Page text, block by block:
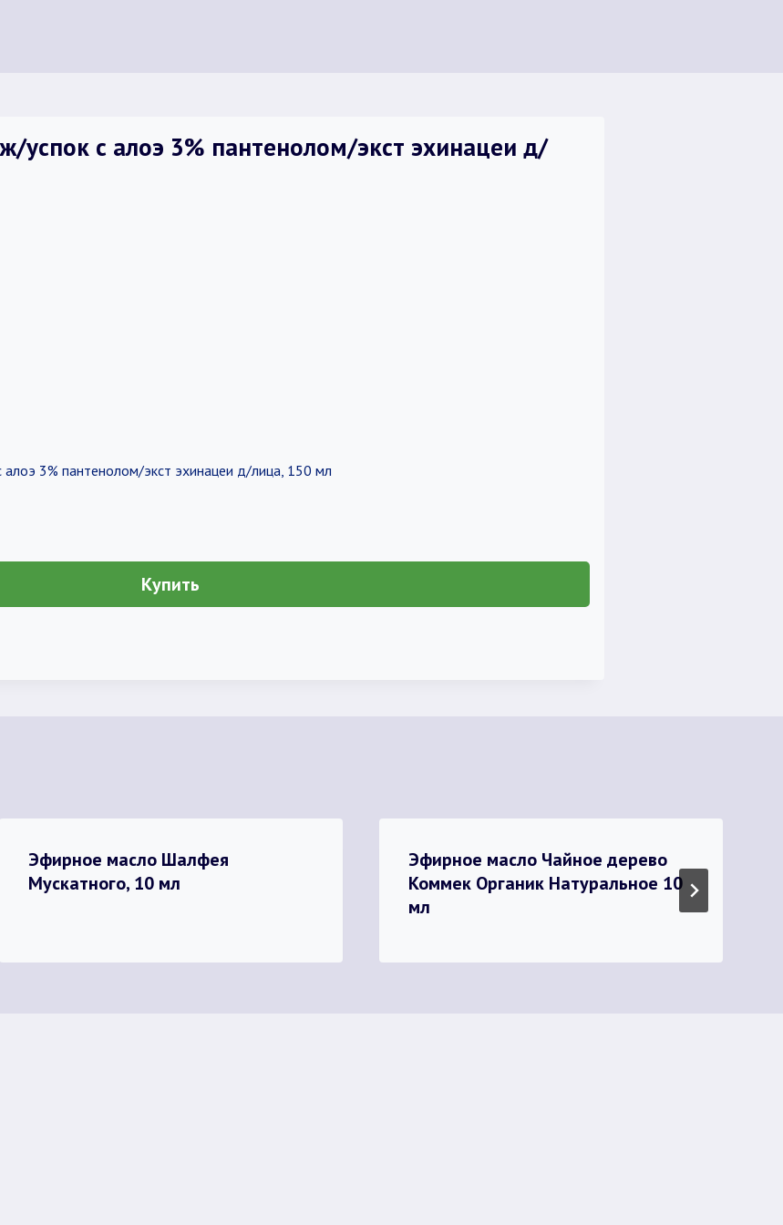
успок с алоэ 3% пантенолом/экст эхинацеи д/
алоэ 3% пантенолом/экст эхинацеи д/лица, 150 мл
Купить
Эфирное масло Шалфея
Мускатного, 10 мл
Эфирное масло Чайное дерево
Коммек Органик Натуральное 10
мл